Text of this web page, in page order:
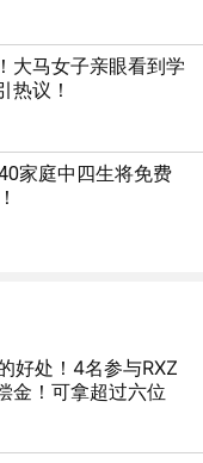
大马女子亲眼看到学
热议！
家庭中四生将免费
好处！4名参与RXZ
金！可拿超过六位